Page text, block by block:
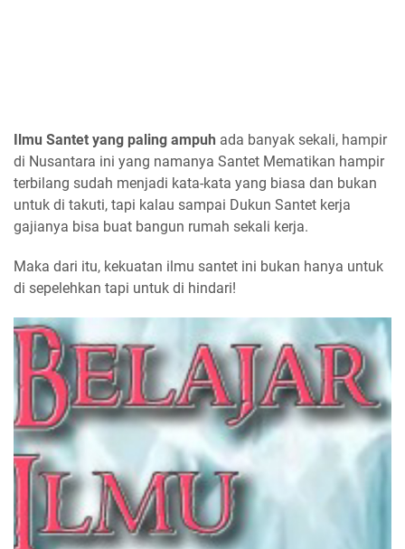
Ilmu Santet yang paling ampuh ada banyak sekali, hampir
di Nusantara ini yang namanya Santet Mematikan hampir
terbilang sudah menjadi kata-kata yang biasa dan bukan
untuk di takuti, tapi kalau sampai Dukun Santet kerja
gajianya bisa buat bangun rumah sekali kerja.
Maka dari itu, kekuatan ilmu santet ini bukan hanya untuk
di sepelehkan tapi untuk di hindari!